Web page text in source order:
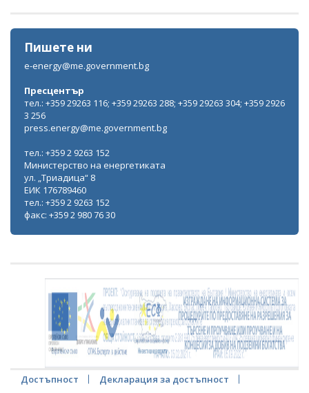
Пишете ни
e-energy@me.government.bg
Пресцентър
тел.: +359 29263 116; +359 29263 288; +359 29263 304; +359 2926
3 256
press.energy@me.government.bg
тел.: +359 2 9263 152
Министерство на енергетиката
ул. „Триадица“ 8
ЕИК 176789460
тел.: +359 2 9263 152
факс: +359 2 980 76 30
Достъпност
Декларация за достъпност